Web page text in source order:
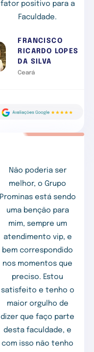
fator positivo para a
Faculdade.
FRANCISCO
RICARDO LOPES
DA SILVA
Ceará
Não poderia ser
melhor, o Grupo
Prominas está sendo
uma benção para
mim, sempre um
atendimento vip, e
bem correspondido
nos momentos que
preciso. Estou
satisfeito e tenho o
maior orgulho de
dizer que faço parte
desta faculdade, e
com isso não tenho